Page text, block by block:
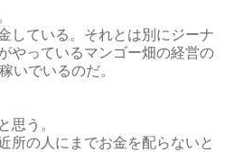
している。それとは別にジーナ
やっているマンゴー畑の経営の
いでいるのだ。
思う。
所の人にまでお金を配らないと